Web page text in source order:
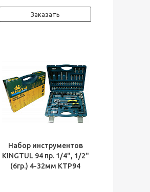
Заказать
Набор инструментов
KINGTUL 94 пр. 1/4", 1/2"
(6гр.) 4-32мм КТР94